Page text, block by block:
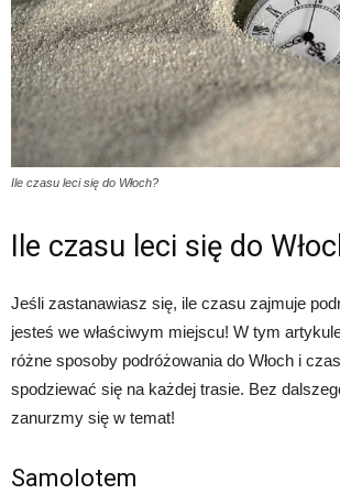
Ile czasu leci się do Włoch?
Ile czasu leci się do
Jeśli zastanawiasz się, ile czasu zajmuje
jesteś we właściwym miejscu! W tym
różne sposoby podróżowania do Włoch i
spodziewać się na każdej trasie. Bez
zanurzmy się w temat!
Samolotem